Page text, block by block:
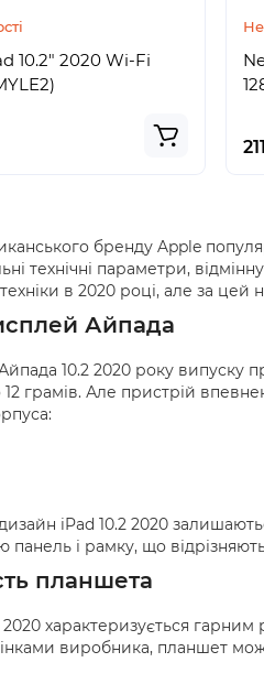
10.2" 2020 Wi-Fi
бренду Apple
технічні параметри,
в 2020 році, але за цей
Айпада
10.2 2020 року випуску
грамів. Але пристрій
дизайн iPad 10.2 2020
панель і рамку, що
планшета
характеризується
виробника, планшет